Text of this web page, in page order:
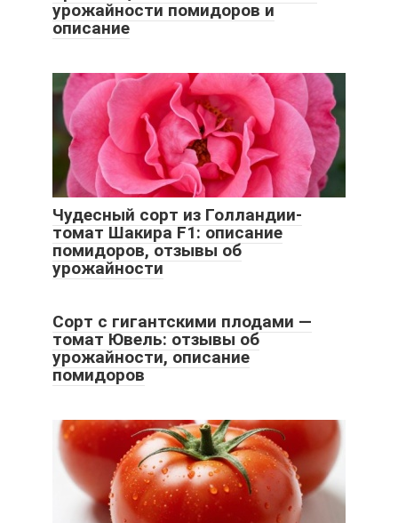
урожайности помидоров и
описание
Чудесный сорт из Голландии-
томат Шакира F1: описание
помидоров, отзывы об
урожайности
Сорт с гигантскими плодами —
томат Ювель: отзывы об
урожайности, описание
помидоров